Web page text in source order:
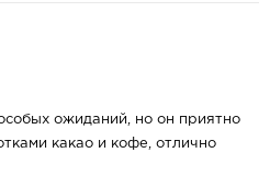
ожиданий, но он приятно
какао и кофе, отлично